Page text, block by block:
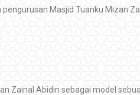
Masjid Tuanku Mizan
Zainal Abidin sebagai model